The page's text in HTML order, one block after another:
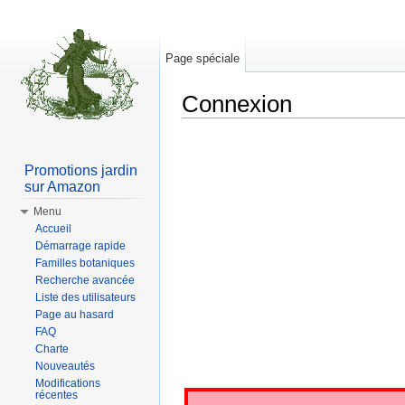
Connexion
Page spéciale
Promotions jardin
sur Amazon
Menu
Accueil
Démarrage rapide
Familles botaniques
Recherche avancée
Liste des utilisateurs
Page au hasard
FAQ
Charte
Nouveautés
Modifications
récentes